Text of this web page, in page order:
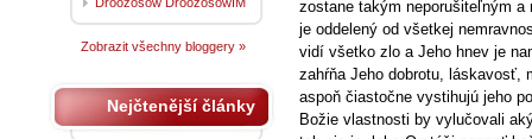
zostane takým neporušiteľným
je oddelený od všetkej
vidí všetko zlo a Jeho hnev je
zahŕňa Jeho dobrotu, láskavosť,
aspoň čiastočne vystihujú jeho
Božie vlastnosti by vylučovali
Zobrazit všechny bloggery »
Nejčtenější články